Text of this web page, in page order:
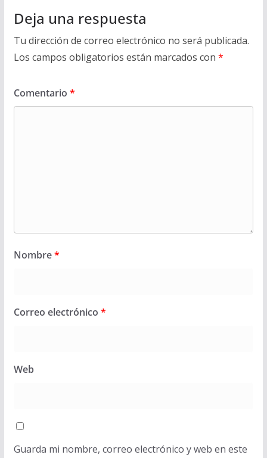
Deja una respuesta
Tu dirección de correo electrónico no será publicada.
Los campos obligatorios están marcados con *
Comentario *
Nombre*
Correo electrónico *
Web
Guarda mi nombre, correo electrónico y web en este